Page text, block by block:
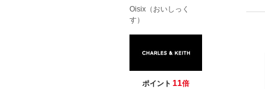
Oisix（おいしっく
す）
ポイント 11倍